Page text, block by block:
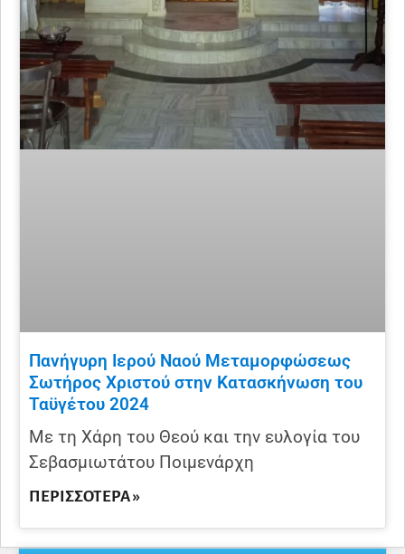
Πανήγυρη Ιερού Ναού Μεταμορφώσεως
Σωτήρος Χριστού στην Κατασκήνωση του
Ταϋγέτου 2024
Με τη Χάρη του Θεού και την ευλογία του
Σεβασμιωτάτου Ποιμενάρχη
ΠΕΡΙΣΣΌΤΕΡΑ »